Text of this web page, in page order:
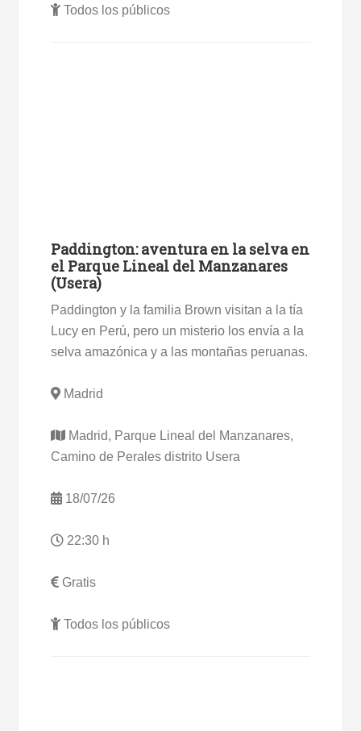
Todos los públicos
Paddington: aventura en la selva en
el Parque Lineal del Manzanares
(Usera)
Paddington y la familia Brown visitan a la tía
Lucy en Perú, pero un misterio los envía a la
selva amazónica y a las montañas peruanas.
Madrid
Madrid, Parque Lineal del Manzanares,
Camino de Perales distrito Usera
18/07/26
22:30 h
Gratis
Todos los públicos